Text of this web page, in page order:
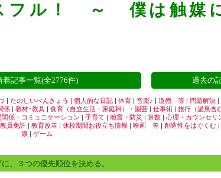
フル！ ～ 僕は触媒
着記事一覧(全2776件) 過去の
| たのしいべんきょう | 個人的な日記 | 体育 | 音楽♪ | 道徳 等 | 問題解決 |
係| 教材･教具| 食育（自立生活・家庭科）・園芸| 仕事術| 旅行（温泉含む
関係・コミュニケーション | 子育て | 地震・防災 | 算数| 心理・カウンセリ
教員免許 | 教育改革 | 休校期間お役立ち情報 | 映画 等 | 創造性をはぐくむ |
康| ゲーム
、３つの優先順位を決める。